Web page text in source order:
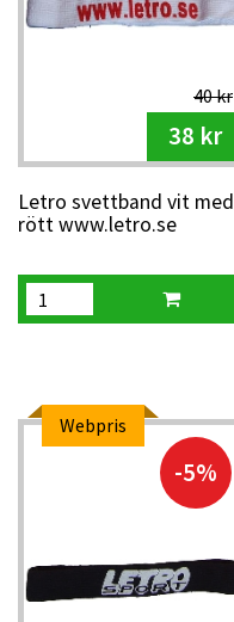
40 kr
38 kr
Letro svettband vit med
rött www.letro.se
Webpris
-5%